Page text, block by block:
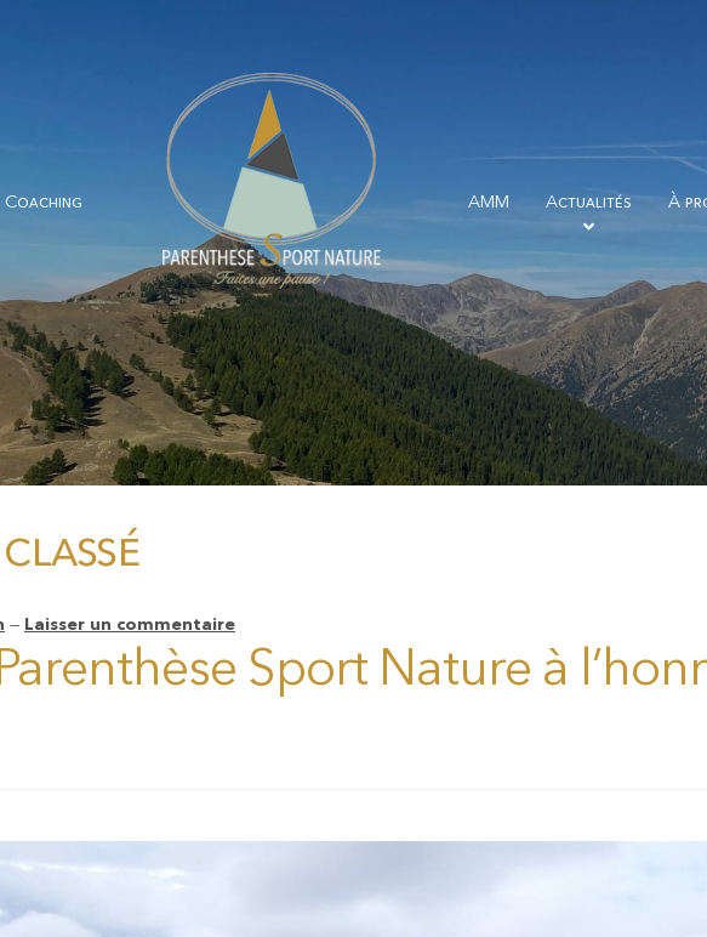
Coaching AMM Actualités À
— Laisser un commentaire
Sport Nature à